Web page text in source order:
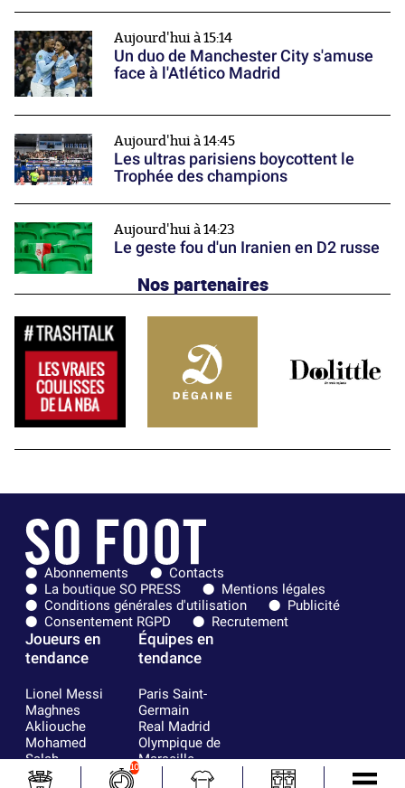
Aujourd'hui à 15:14
Un duo de Manchester City s'amuse
face à l'Atlético Madrid
Aujourd'hui à 14:45
Les ultras parisiens boycottent le
Trophée des champions
Aujourd'hui à 14:23
Le geste fou d'un Iranien en D2 russe
Nos partenaires
Abonnements
Contacts
La boutique SO PRESS
Mentions légales
Conditions générales d'utilisation
Publicité
Consentement RGPD
Recrutement
Joueurs en
tendance
Lionel Messi
Maghnes
Akliouche
Mohamed
Salah
Neymar
Équipes en
tendance
Paris Saint-
Germain
Real Madrid
Olympique de
Marseille
FIFA
10